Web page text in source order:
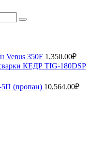
Venus 350F 1,350.00₽
КЕДР TIG-180DSP
5П (пропан) 10,564.00₽